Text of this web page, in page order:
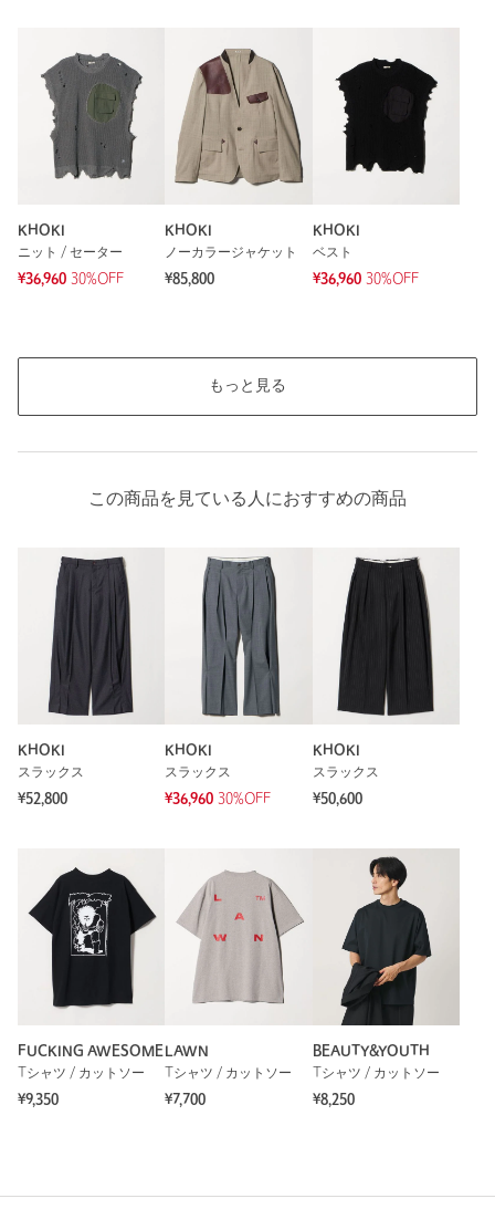
KHOKI
ニット / セーター
¥36,960 30%OFF
KHOKI
ノーカラージャケット
¥85,800
KHOKI
ベスト
¥36,960 30%OFF
もっと見る
この商品を見ている人におすすめの商品
KHOKI
スラックス
¥52,800
KHOKI
スラックス
¥36,960 30%OFF
KHOKI
スラックス
¥50,600
FUCKING AWESOME
Tシャツ / カットソー
¥9,350
LAWN
Tシャツ / カットソー
¥7,700
BEAUTY&YOUTH
Tシャツ / カットソー
¥8,250